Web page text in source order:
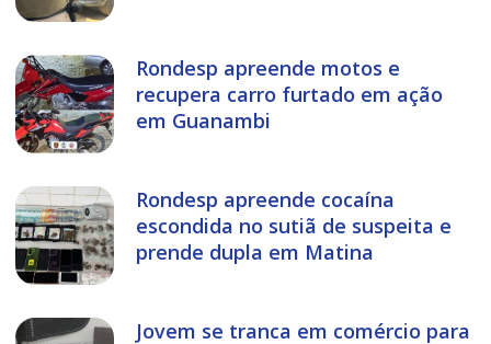
Rondesp apreende motos e
recupera carro furtado em ação
em Guanambi
Rondesp apreende cocaína
escondida no sutiã de suspeita e
prende dupla em Matina
Jovem se tranca em comércio para